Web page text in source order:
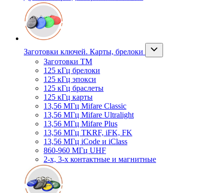
Заготовки ключей. Карты, брелоки
Заготовки ТМ
125 кГц брелоки
125 кГц эпокси
125 кГц браслеты
125 кГц карты
13,56 МГц Mifare Classic
13,56 МГц Mifare Ultralight
13,56 МГц Mifare Plus
13,56 МГц TKRF, iFK, FK
13,56 МГц iCode и iClass
860-960 МГц UHF
2-х, 3-х контактные и магнитные